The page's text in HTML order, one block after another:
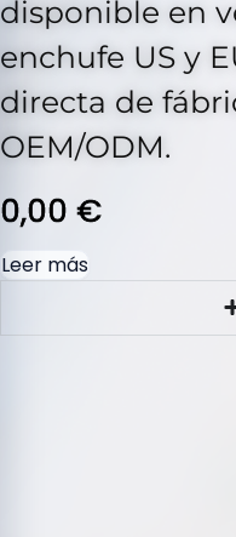
disponible en
enchufe US y
directa de
OEM/ODM.
0,00 €
Leer más